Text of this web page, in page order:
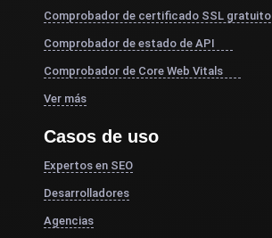
Comprobador de certificado SSL gratuito
Comprobador de estado de API
Comprobador de Core Web Vitals
Ver más
Casos de uso
Expertos en SEO
Desarrolladores
Agencias